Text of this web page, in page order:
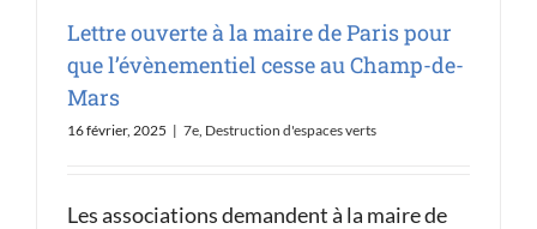
Lettre ouverte à la maire de Paris pour
que l’évènementiel cesse au Champ-de-
Mars
16 février, 2025 | 7e, Destruction d'espaces verts
Les associations demandent à la maire de